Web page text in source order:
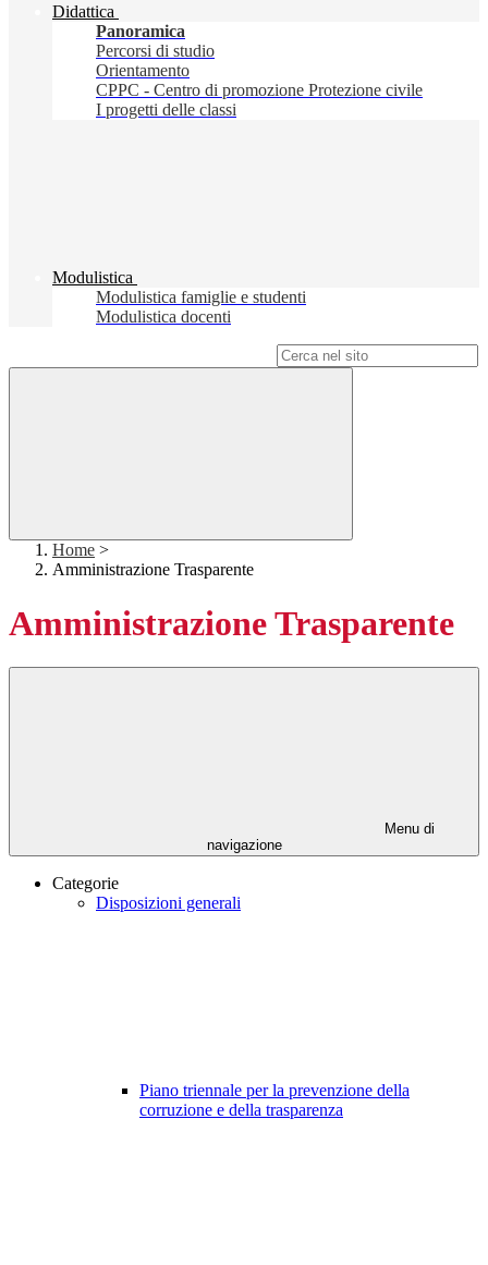
Didattica
Panoramica
Percorsi di studio
Orientamento
CPPC - Centro di promozione Protezione civile
I progetti delle classi
Modulistica
Modulistica famiglie e studenti
Modulistica docenti
Home >
Amministrazione Trasparente
Amministrazione Trasparente
Menu di
navigazione
Categorie
Disposizioni generali
Piano triennale per la prevenzione della
corruzione e della trasparenza